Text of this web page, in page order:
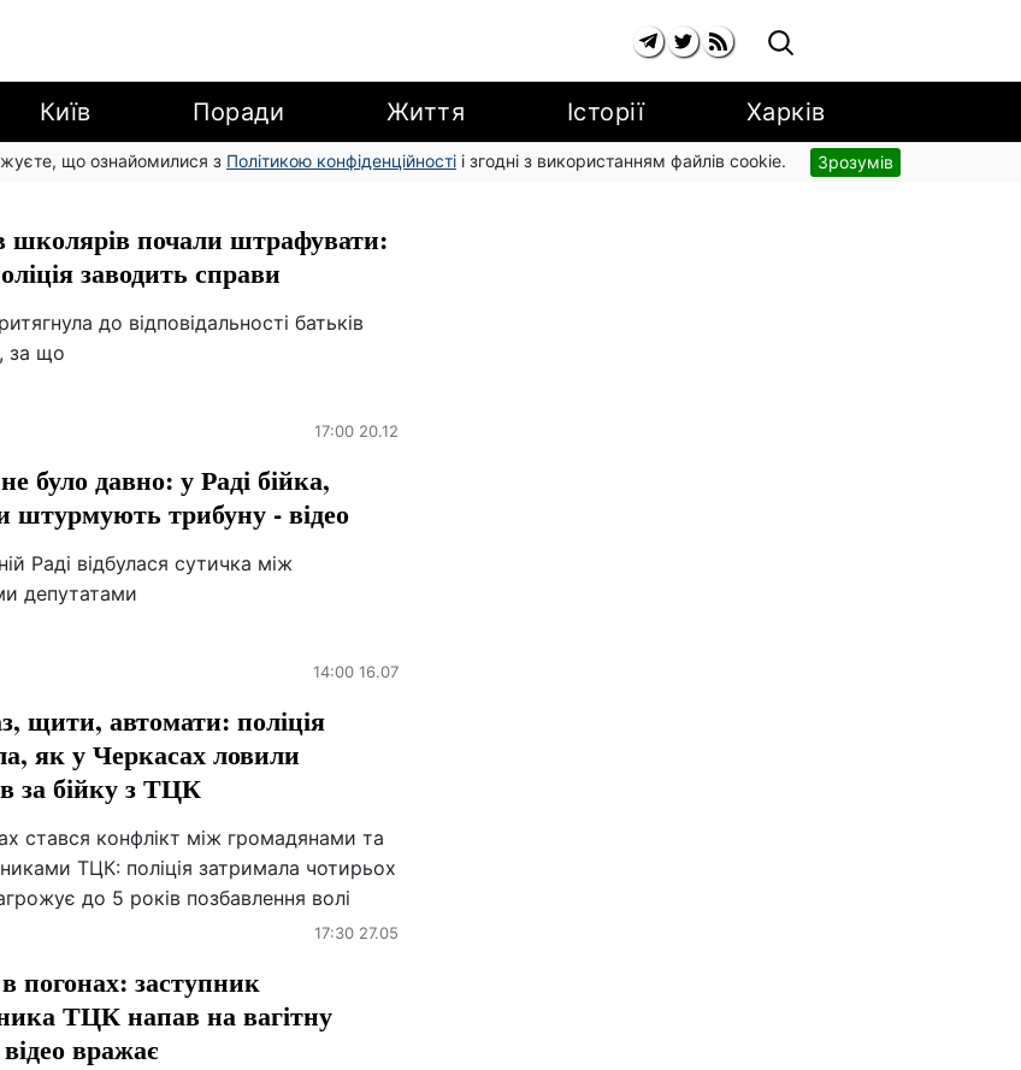
Київ Поради Життя Історії Харків
що ознайомилися з Політикою конфіденційності і згодні з використанням файлів cookie. Зрозумів
школярів почали штрафувати:
заводить справи
до відповідальності батьків
за що
17:00 20.12
було давно: у Раді бійка,
штурмують трибуну - відео
Раді відбулася сутичка між
депутатами
14:00 16.07
щити, автомати: поліція
як у Черкасах ловили
за бійку з ТЦК
стався конфлікт між громадянами та
ТЦК: поліція затримала чотирьох
до 5 років позбавлення волі
17:30 27.05
погонах: заступник
ТЦК напав на вагітну
вражає